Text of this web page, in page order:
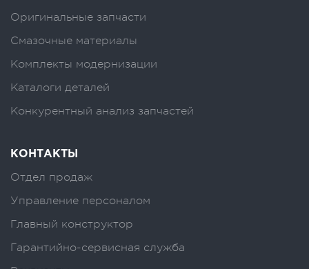
Оригинальные запчасти
Смазочные материалы
Комплекты модернизации
Каталоги деталей
Конкурентный анализ запчастей
КОНТАКТЫ
Отдел продаж
Управление персоналом
Главный конструктор
Гарантийно-сервисная служба